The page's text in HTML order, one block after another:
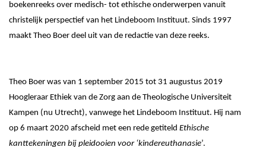
boekenreeks over medisch- tot ethische onderwerpen vanuit
christelijk perspectief van het Lindeboom Instituut. Sinds 1997
maakt Theo Boer deel uit van de redactie van deze reeks.
Theo Boer was van 1 september 2015 tot 31 augustus 2019
Hoogleraar Ethiek van de Zorg aan de Theologische Universiteit
Kampen (nu Utrecht), vanwege het Lindeboom Instituut. Hij nam
op 6 maart 2020 afscheid met een rede getiteld Ethische
kanttekeningen bij pleidooien voor ‘kindereuthanasie’.